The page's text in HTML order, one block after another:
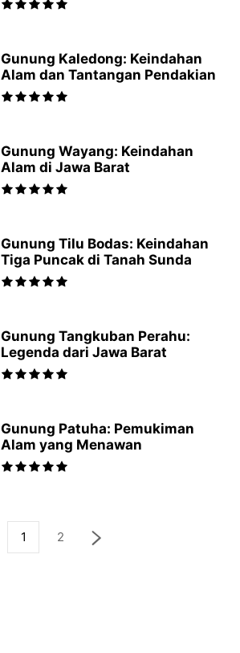
Gunung Kaledong: Keindahan
Alam dan Tantangan Pendakian
Gunung Wayang: Keindahan
Alam di Jawa Barat
Gunung Tilu Bodas: Keindahan
Tiga Puncak di Tanah Sunda
Gunung Tangkuban Perahu:
Legenda dari Jawa Barat
Gunung Patuha: Pemukiman
Alam yang Menawan
1 2